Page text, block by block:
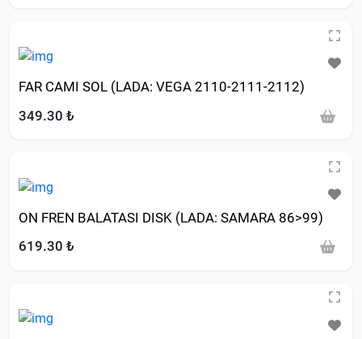
FAR CAMI SOL (LADA: VEGA 2110-2111-2112)
349.30 ₺
ON FREN BALATASI DISK (LADA: SAMARA 86>99)
619.30 ₺